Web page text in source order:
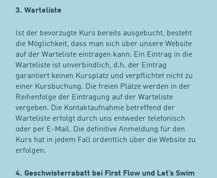
3. Warteliste
Ist der bevorzugte Kurs bereits ausgebucht, besteht
die Möglichkeit, dass man sich über unsere Website
auf der Warteliste eintragen kann. Ein Eintrag in die
Warteliste ist unverbindlich, d.h. der Eintrag
garantiert keinen Kursplatz und verpflichtet nicht zu
einer Kursbuchung. Die freien Plätze werden in der
Reihenfolge der Eintragung auf der Warteliste
vergeben. Die Kontaktaufnahme betreffend der
Warteliste erfolgt durch uns entweder telefonisch
oder per E-Mail. Die definitive Anmeldung für den
Kurs hat in jedem Fall ordentlich über die Website zu
erfolgen.
4. Geschwisterrabatt bei First Flow und Let’s Swim